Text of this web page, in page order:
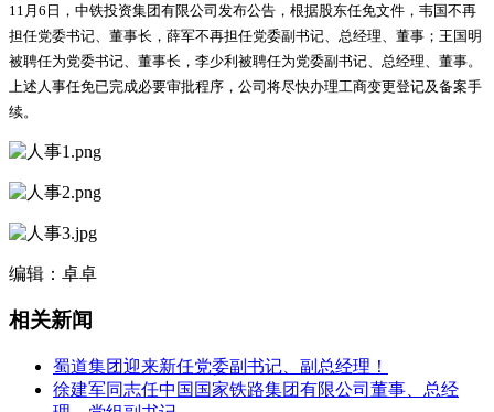
11月6日，中铁投资集团有限公司发布公告，根据股东任免文件，韦国不再
担任党委书记、董事长，薛军不再担任党委副书记、总经理、董事；王国明
被聘任为党委书记、董事长，李少利被聘任为党委副书记、总经理、董事。
上述人事任免已完成必要审批程序，公司将尽快办理工商变更登记及备案手
续。
编辑：卓卓
相关新闻
蜀道集团迎来新任党委副书记、副总经理！
徐建军同志任中国国家铁路集团有限公司董事、总经